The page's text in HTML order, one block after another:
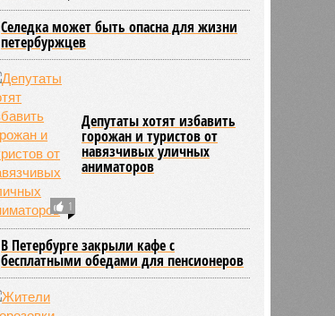
Селедка может быть опасна для жизни
петербуржцев
1
Депутаты хотят избавить
горожан и туристов от
навязчивых уличных
аниматоров
В Петербурге закрыли кафе с
бесплатными обедами для пенсионеров